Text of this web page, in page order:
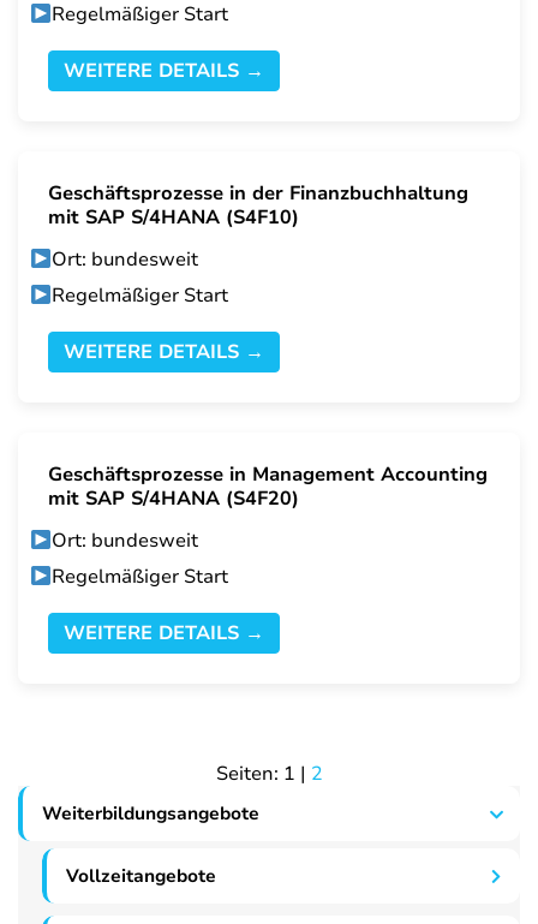
Regelmäßiger Start
WEITERE DETAILS →
Geschäftsprozesse in der Finanzbuchhaltung
mit SAP S/4HANA (S4F10)
Ort: bundesweit
Regelmäßiger Start
WEITERE DETAILS →
Geschäftsprozesse in Management Accounting
mit SAP S/4HANA (S4F20)
Ort: bundesweit
Regelmäßiger Start
WEITERE DETAILS →
Seiten: 1 | 2
Weiterbildungsangebote
Vollzeitangebote